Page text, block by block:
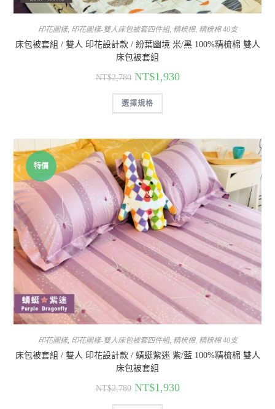
印花圖樣, 印花圖樣-雙人床包被套四件組, 精梳棉, 精梳棉 40支
床包被套組 / 雙人 印花設計款 / 紛葉幽境 米/黑 100%精梳棉 雙人
床包被套組
NT$2,780 NT$1,930
選擇規格
特價
印花圖樣, 印花圖樣-雙人床包被套四件組, 精梳棉, 精梳棉 40支
床包被套組 / 雙人 印花設計款 / 蜻蜓紫迷 紫/藍 100%精梳棉 雙人
床包被套組
NT$2,780 NT$1,930